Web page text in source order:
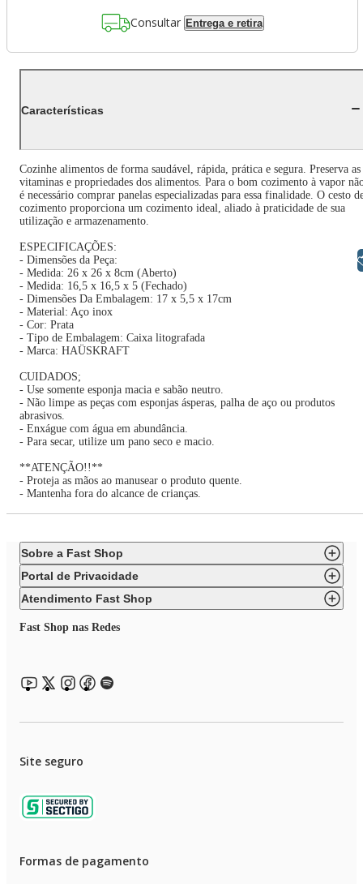
Consultar Entrega e retira
Características
Cozinhe alimentos de forma saudável, rápida, prática e segura. Preserva as
vitaminas e propriedades dos alimentos. Para o bom cozimento à vapor
é necessário comprar panelas especializadas para essa finalidade. O cesto
cozimento proporciona um cozimento ideal, aliado à praticidade de sua
utilização e armazenamento.
ESPECIFICAÇÕES:
- Dimensões da Peça:
- Medida: 26 x 26 x 8cm (Aberto)
- Medida: 16,5 x 16,5 x 5 (Fechado)
- Dimensões Da Embalagem: 17 x 5,5 x 17cm
- Material: Aço inox
- Cor: Prata
- Tipo de Embalagem: Caixa litografada
- Marca: HAÜSKRAFT
CUIDADOS;
- Use somente esponja macia e sabão neutro.
- Não limpe as peças com esponjas ásperas, palha de aço ou produtos
abrasivos.
- Enxágue com água em abundância.
- Para secar, utilize um pano seco e macio.
**ATENÇÃO!!**
- Proteja as mãos ao manusear o produto quente.
- Mantenha fora do alcance de crianças.
Sobre a Fast Shop
Portal de Privacidade
Atendimento Fast Shop
Fast Shop nas Redes
Site seguro
Formas de pagamento